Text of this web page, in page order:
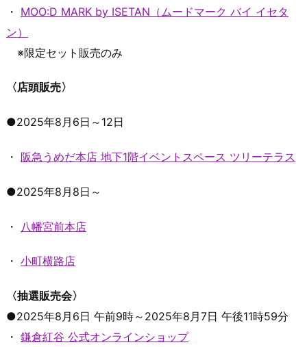
・ MOO:D MARK by ISETAN（ムードマーク バイ イセタ
ン）
※限定セット販売のみ
〈店頭販売〉
●2025年8月6日～12日
・ 阪急うめだ本店 地下1階イベントスペース ツリーテラス
●2025年8月8日～
・ 八幡宮前本店
・ 小町横路店
〈抽選販売会〉
●2025年8月6日 午前9時～2025年8月7日 午後11時59分
・ 鎌倉紅谷 公式オンラインショップ